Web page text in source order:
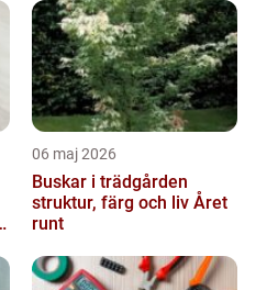
06 maj 2026
Buskar i trädgården
struktur, färg och liv Året
runt